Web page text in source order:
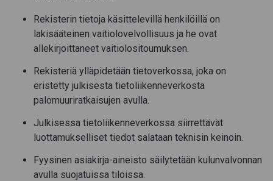
Rekisterin tietoja käsittelevillä henkilöillä on
lakisääteinen vaitiolovelvollisuus ja he ovat
allekirjoittaneet vaitiolositoumuksen.
Rekisteriä ylläpidetään tietoverkossa, joka on
eristetty julkisesta tietoliikenneverkosta
palomuuriratkaisujen avulla.
Julkisessa tietoliikenneverkossa siirrettävät
luottamukselliset tiedot salataan teknisin keinoin.
Fyysinen asiakirja-aineisto säilytetään kulunvalvonnan
avulla suojatuissa tiloissa.